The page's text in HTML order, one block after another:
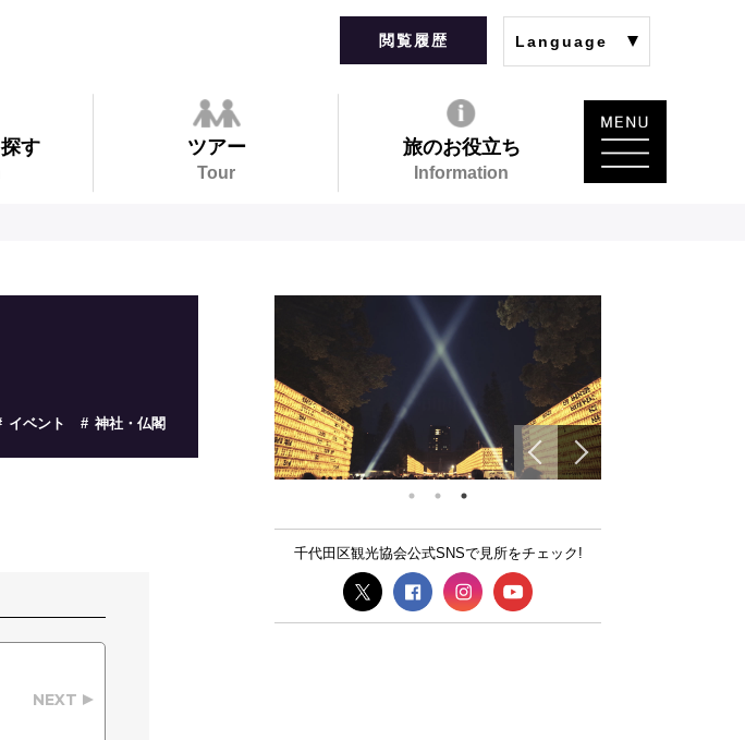
閲覧履歴 Language
す ツアー
Tour
旅のお役立ち
Information
イベント 神社・仏閣
NEXT
千代田区観光協会公式SNSで見所をチェック!